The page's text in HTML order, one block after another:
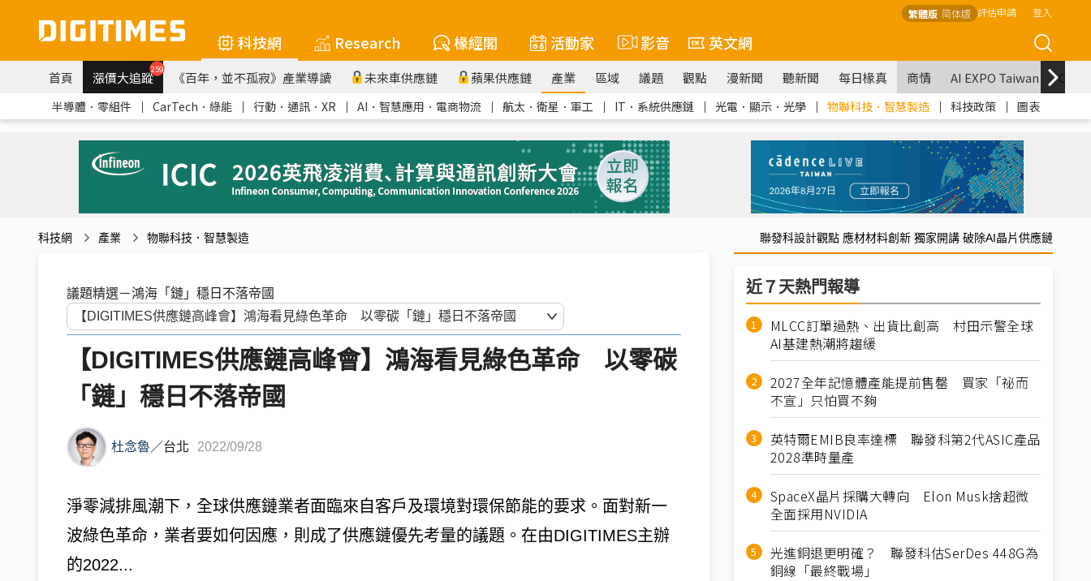
繁體版 简体版 評估申請 登入
科技網 Research 椽經閣 活動家 影音 英文網
首頁 漲價大追蹤259 《百年，並不孤寂》產業導讀 未來車供應鏈 蘋果供應鏈 產業 區域 議題 觀點 漫新聞 聽新聞 每日椽真 商情 AI EXPO Taiwan
半導體．零組件 ｜ CarTech．綠能 ｜ 行動．通訊．XR ｜ AI．智慧應用．電商物流 ｜ 航太．衛星．軍工 ｜ IT．系統供應鏈 ｜ 光電．顯示．光學 ｜ 物聯科技．智慧製造 ｜ 科技政策 ｜ 圖表
科技網 產業 物聯科技．智慧製造 聯發科設計觀點 應材材料創新 獨家開講 破除AI晶片供應鏈
議題精選－鴻海「鏈」穩日不落帝國
【DIGITIMES供應鏈高峰會】鴻海看見綠色革命 以零碳
「鏈」穩日不落帝國
杜念魯／台北 2022/09/28
淨零減排風潮下，全球供應鏈業者面臨來自客戶及環境對環保節能的要求。面對新一
波綠色革命，業者要如何因應，則成了供應鏈優先考量的議題。在由DIGITIMES主辦
的2022...
近７天熱門報導
MLCC訂單過熱、出貨比創高 村田示警全球
AI基建熱潮將趨緩
2027全年記憶體產能提前售罄 買家「祕而
不宣」只怕買不夠
英特爾EMIB良率達標 聯發科第2代ASIC產品
2028準時量產
SpaceX晶片採購大轉向 Elon Musk捨超微
全面採用NVIDIA
光進銅退更明確？ 聯發科估SerDes 448G為
銅線「最終戰場」